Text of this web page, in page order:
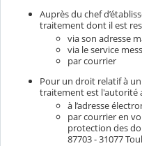
Auprès du chef
traitement dont il est
via son adresse
via le service
par courrier
Pour un droit relatif à
traitement est l'autorité
à l’adresse
par courrier en
protection des
87703 - 31077